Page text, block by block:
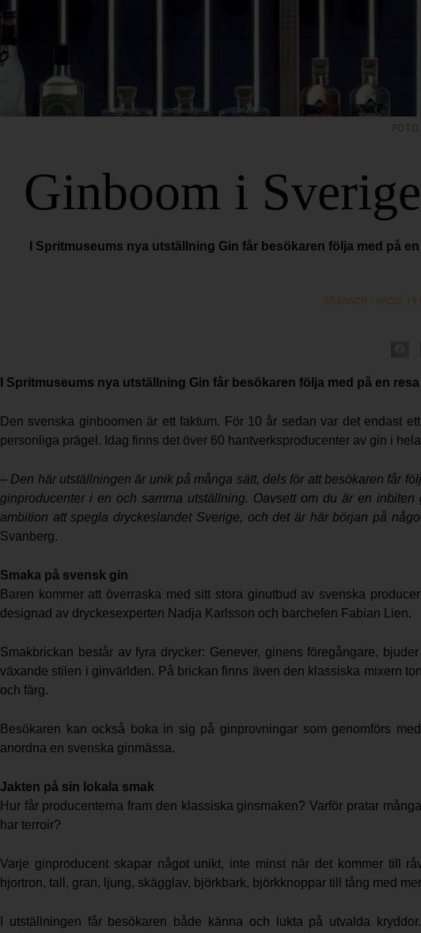
Ginboom i
I Spritmuseums nya utställning Gin får besökaren följa med på
BRANSCH / KROG 19
I Spritmuseums nya utställning Gin får besökaren följa med på en
Den svenska ginboomen är ett faktum. För 10 år sedan var det endast
personliga prägel. Idag finns det över 60 hantverksproducenter av gin i
– Den här utställningen är unik på många sätt, dels för att besökaren får
ginproducenter i en och samma utställning. Oavsett om du är en
ambition att spegla dryckeslandet Sverige, och det är här början på
Svanberg.
Smaka på svensk gin
Baren kommer att överraska med sitt stora ginutbud av svenska
designad av dryckesexperten Nadja Karlsson och barchefen Fabian Lien.
Smakbrickan består av fyra drycker: Genever, ginens föregångare,
växande stilen i ginvärlden. På brickan finns även den klassiska mixern
och färg.
Besökaren kan också boka in sig på ginprovningar som genomförs
anordna en svenska ginmässa.
Jakten på sin lokala smak
Hur får producenterna fram den klassiska ginsmaken? Varför pratar
har terroir?
Varje ginproducent skapar något unikt, inte minst när det kommer till
hjortron, tall, gran, ljung, skägglav, björkbark, björkknoppar till tång med
I utställningen får besökaren både känna och lukta på utvalda